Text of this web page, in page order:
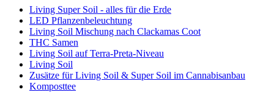
Living Super Soil - alles für die Erde
LED Pflanzenbeleuchtung
Living Soil Mischung nach Clackamas Coot
THC Samen
Living Soil auf Terra-Preta-Niveau
Living Soil
Zusätze für Living Soil & Super Soil im Cannabisanbau
Komposttee